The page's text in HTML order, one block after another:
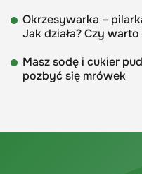
Okrzesywarka –
Jak działa? Czy
Masz sodę i cukier
pozbyć się mrówek